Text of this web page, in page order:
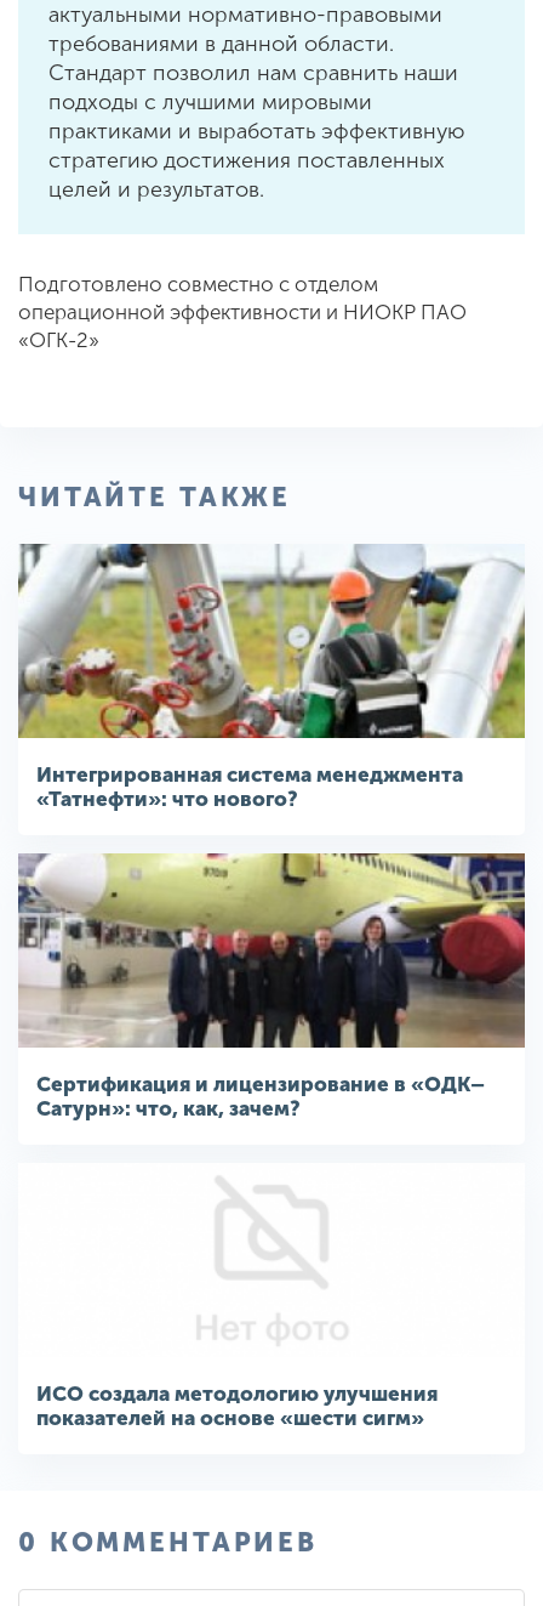
актуальными нормативно-правовыми
требованиями в данной области.
Стандарт позволил нам сравнить наши
подходы с лучшими мировыми
практиками и выработать эффективную
стратегию достижения поставленных
целей и результатов.
Подготовлено совместно с отделом
операционной эффективности и НИОКР ПАО
«ОГК-2»
ЧИТАЙТЕ ТАКЖЕ
Интегрированная система менеджмента
«Татнефти»: что нового?
Сертификация и лицензирование в «ОДК–
Сатурн»: что, как, зачем?
ИСО создала методологию улучшения
показателей на основе «шести сигм»
0 КОММЕНТАРИЕВ